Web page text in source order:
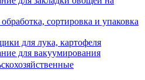
сортировка и упаковка
для лука, картофеля
для вакуумирования